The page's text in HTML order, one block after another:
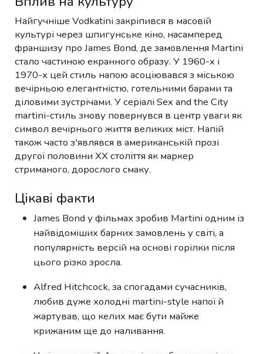
Найгучніше Vodkatini закріпився в масовій
культурі через шпигунське кіно, насамперед
франшизу про James Bond, де замовлення Martini
стало частиною екранного образу. У 1960-х і
1970-х цей стиль напою асоціювався з міською
вечірньою елегантністю, готельними барами та
діловими зустрічами. У серіалі Sex and the City
martini-стиль знову повернувся в центр уваги як
символ вечірнього життя великих міст. Напій
також часто з'являвся в американській прозі
другої половини XX століття як маркер
стриманого, дорослого смаку.
Цікаві факти
James Bond у фільмах зробив Martini одним із
найвідоміших барних замовлень у світі, а
популярність версій на основі горілки після
цього різко зросла.
Alfred Hitchcock, за спогадами сучасників,
любив дуже холодні martini-style напої й
жартував, що келих має бути майже
крижаним ще до наливання.